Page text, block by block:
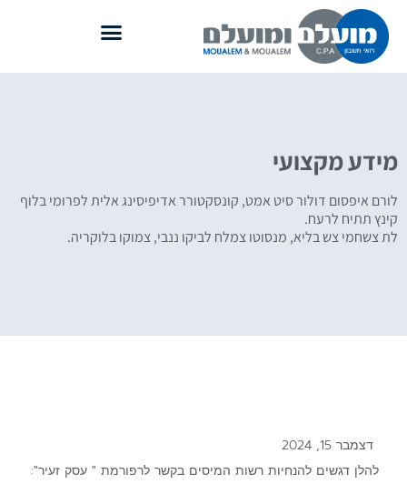
מידע מקצועי
לורם איפסום דולור סיט אמט, קונסקטורר אדיפיסינג אלית לפרומי בלוף
קינץ תתיח לרעח.
לת צשחמי צש בליא, מנסוטו צמלח לביקו ננבי, צמוקו בלוקריה.
דצמבר 15, 2024
להלן דגשים להנחיות רשות המיסים בקשר לרפורמת " עסק זעיר":